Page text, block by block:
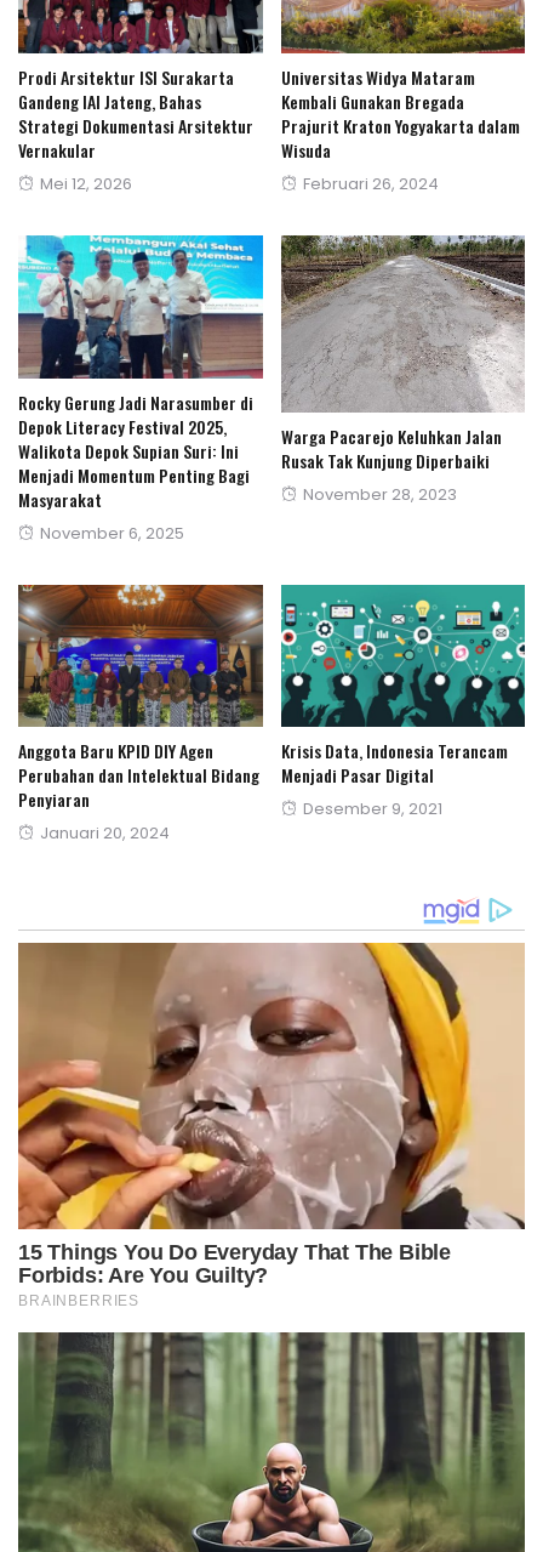
Prodi Arsitektur ISI Surakarta
Gandeng IAI Jateng, Bahas
Strategi Dokumentasi Arsitektur
Vernakular
Posted
Mei 12, 2026
Universitas Widya Mataram
Kembali Gunakan Bregada
Prajurit Kraton Yogyakarta dalam
Wisuda
Posted
Februari 26, 2024
Rocky Gerung Jadi Narasumber di
Depok Literacy Festival 2025,
Walikota Depok Supian Suri: Ini
Menjadi Momentum Penting Bagi
Masyarakat
Posted
November 6, 2025
Warga Pacarejo Keluhkan Jalan
Rusak Tak Kunjung Diperbaiki
Posted
November 28, 2023
Anggota Baru KPID DIY Agen
Perubahan dan Intelektual Bidang
Penyiaran
Posted
Januari 20, 2024
Krisis Data, Indonesia Terancam
Menjadi Pasar Digital
Posted
Desember 9, 2021